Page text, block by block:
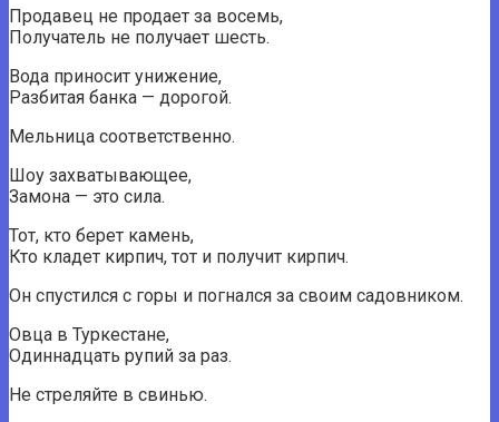
Продавец не продает за восемь,
Получатель не получает шесть.
Вода приносит унижение,
Разбитая банка — дорогой.
Мельница соответственно.
Шоу захватывающее,
Замона — это сила.
Тот, кто берет камень,
Кто кладет кирпич, тот и получит кирпич.
Он спустился с горы и погнался за своим садовником.
Овца в Туркестане,
Одиннадцать рупий за раз.
Не стреляйте в свинью.